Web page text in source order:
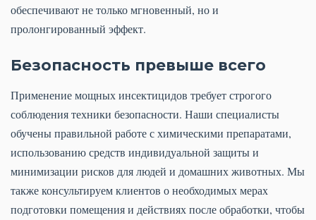
обеспечивают не только мгновенный, но и
пролонгированный эффект.
Безопасность превыше всего
Применение мощных инсектицидов требует строгого
соблюдения техники безопасности. Наши специалисты
обучены правильной работе с химическими препаратами,
использованию средств индивидуальной защиты и
минимизации рисков для людей и домашних животных. Мы
также консультируем клиентов о необходимых мерах
подготовки помещения и действиях после обработки, чтобы